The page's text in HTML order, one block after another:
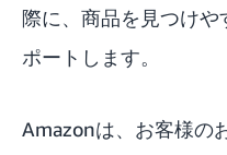
際に、商品を見つけ
ポートします。
Amazonは、お客様の